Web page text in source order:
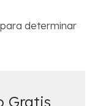
determinar
Gratis